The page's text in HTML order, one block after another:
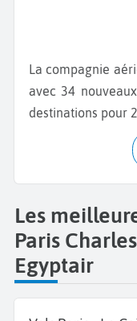
La compagnie
avec 34
destinations pour
Les
Paris
Egyptair